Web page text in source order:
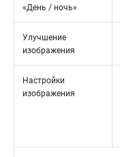
«День / ночь»
Улучшение
изображения
Настройки
изображения